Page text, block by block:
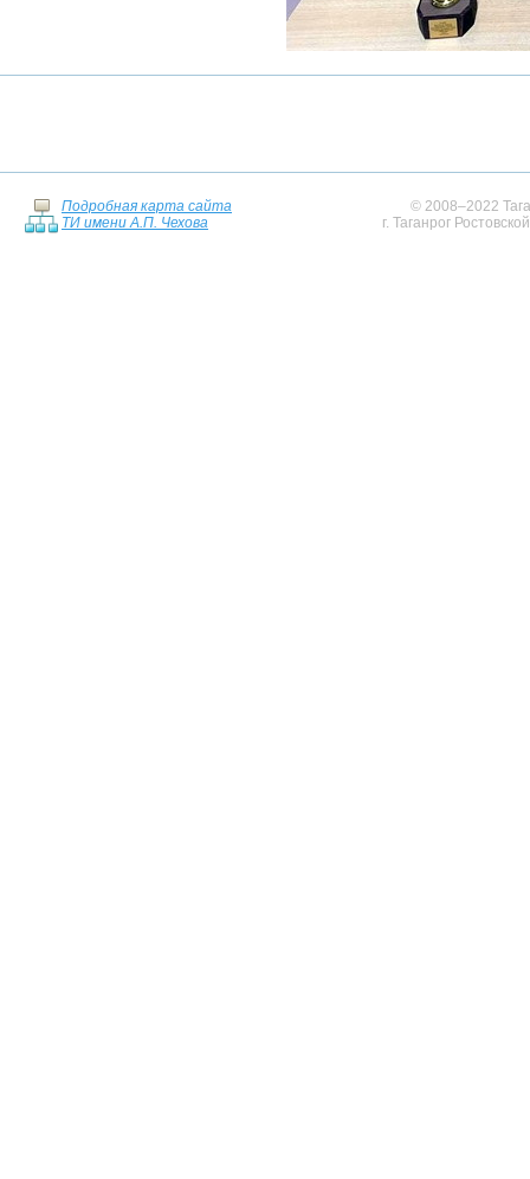
Подробная карта сайта
ТИ имени А.П. Чехова
© 2008–2022
г. Таганрог